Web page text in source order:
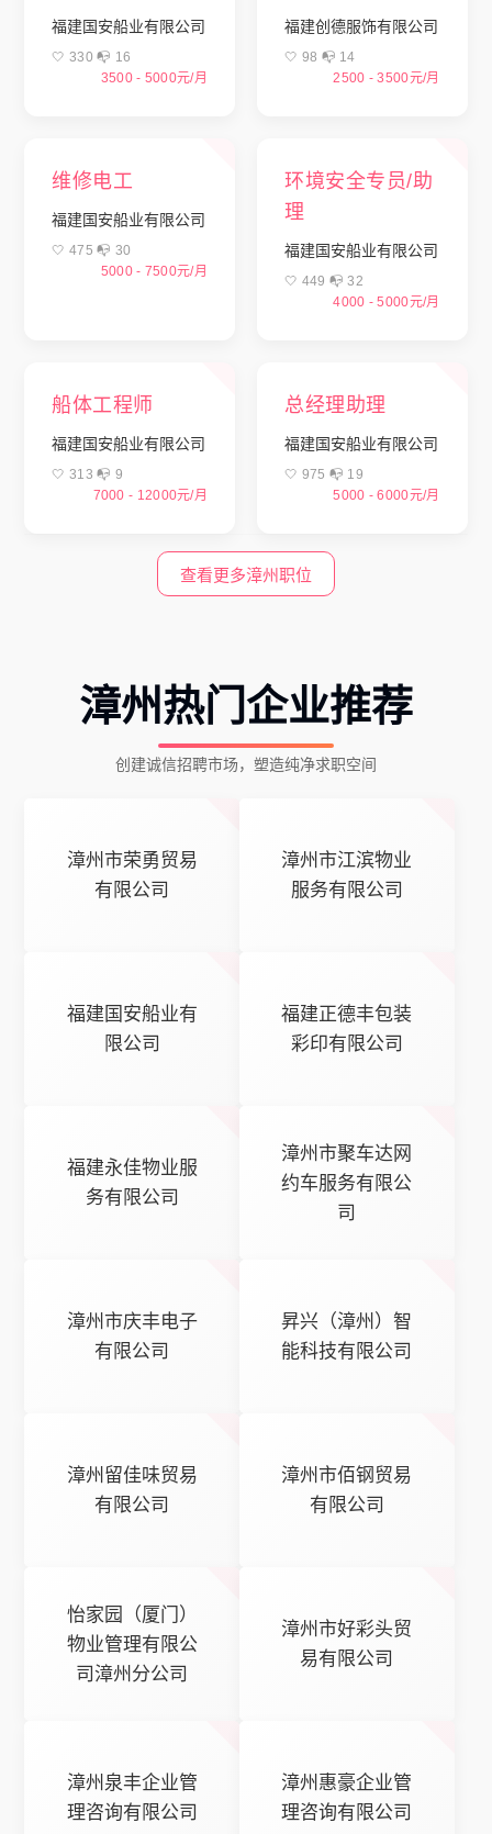
福建国安船业有限公司
🤍 330 📭︎ 16
3500 - 5000元/月
福建创德服饰有限公司
🤍 98 📭︎ 14
2500 - 3500元/月
维修电工
福建国安船业有限公司
🤍 475 📭︎ 30
5000 - 7500元/月
环境安全专员/助
理
福建国安船业有限公司
🤍 449 📭︎ 32
4000 - 5000元/月
船体工程师
福建国安船业有限公司
🤍 313 📭︎ 9
7000 - 12000元/月
总经理助理
福建国安船业有限公司
🤍 975 📭︎ 19
5000 - 6000元/月
查看更多漳州职位
漳州热门企业推荐
创建诚信招聘市场，塑造纯净求职空间
漳州市荣勇贸易
有限公司
漳州市江滨物业
服务有限公司
福建国安船业有
限公司
福建正德丰包装
彩印有限公司
福建永佳物业服
务有限公司
漳州市聚车达网
约车服务有限公
司
漳州市庆丰电子
有限公司
昇兴（漳州）智
能科技有限公司
漳州留佳味贸易
有限公司
漳州市佰钢贸易
有限公司
怡家园（厦门）
物业管理有限公
司漳州分公司
漳州市好彩头贸
易有限公司
漳州泉丰企业管
理咨询有限公司
漳州惠豪企业管
理咨询有限公司